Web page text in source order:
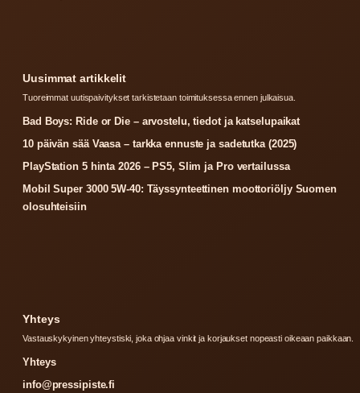
Uusimmat artikkelit
Tuoreimmat uutispaivitykset tarkistetaan toimituksessa ennen julkaisua.
Bad Boys: Ride or Die – arvostelu, tiedot ja katselupaikat
10 päivän sää Vaasa – tarkka ennuste ja sadetutka (2025)
PlayStation 5 hinta 2026 – PS5, Slim ja Pro vertailussa
Mobil Super 3000 5W-40: Täyssynteettinen moottoriöljy Suomen
olosuhteisiin
Yhteys
Vastauskykyinen yhteystiski, joka ohjaa vinkit ja korjaukset nopeasti oikeaan paikkaan.
Yhteys
info@pressipiste.fi